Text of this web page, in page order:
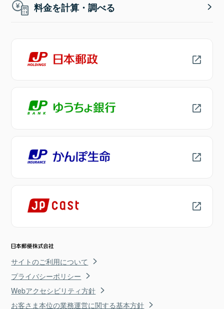
料金を計算・調べる
サイトのご利用について
プライバシーポリシー
Webアクセシビリティ方針
お客さま本位の業務運営に関する基本方針